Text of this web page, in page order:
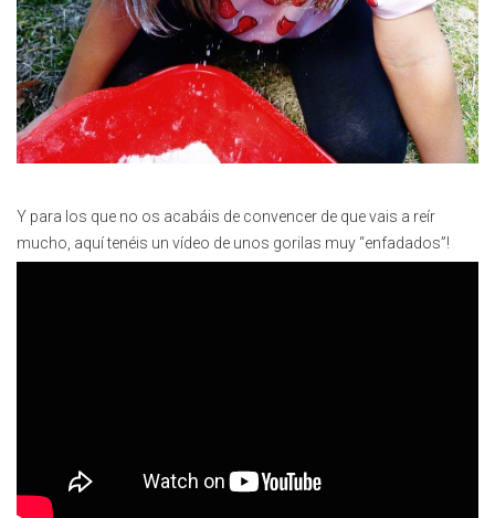
Y para los que no os acabáis de convencer de que vais a reír
mucho, aquí tenéis un vídeo de unos gorilas muy “enfadados”!